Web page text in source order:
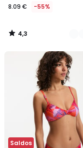
8.09 € -55%
4,3
/
Saldos